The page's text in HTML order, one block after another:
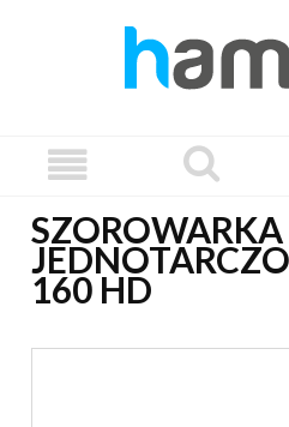
SZOROWARKA
160 HD